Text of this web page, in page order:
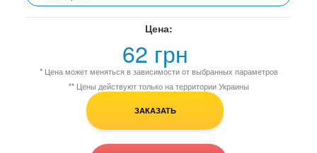
Цена:
62 грн
* Цена может меняться в зависимости от выбранных параметров
** Цены действуют только на территории Украины
ЗАКАЗАТЬ